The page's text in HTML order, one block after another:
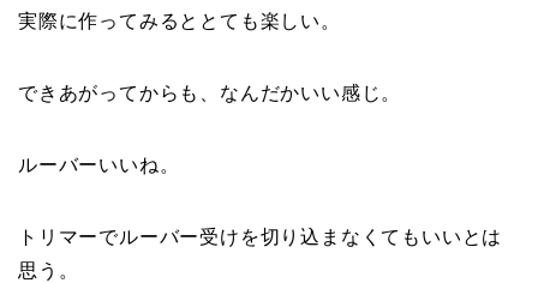
実際に作ってみるととても楽しい。
できあがってからも、なんだかいい感じ。
ルーバーいいね。
トリマーでルーバー受けを切り込まなくてもいいとは
思う。